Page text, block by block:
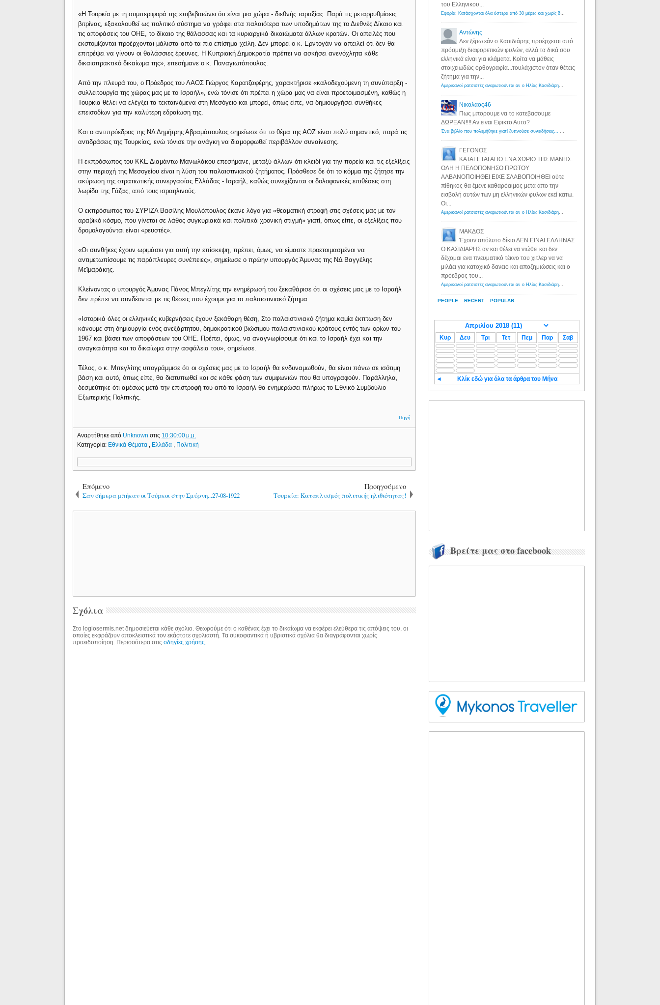
«Η Τουρκία με τη συμπεριφορά της επιβεβαιώνει ότι είναι μια χώρα - διεθνής ταραξίας. Παρά τις μεταρρυθμίσεις
βιτρίνας, εξακολουθεί ως πολιτικό σύστημα να γράφει στα παλαιότερα των υποδημάτων της το Διεθνές Δίκαιο και
τις αποφάσεις του ΟΗΕ, το δίκαιο της θάλασσας και τα κυριαρχικά δικαιώματα άλλων κρατών. Οι απειλές που
εκστομίζονται προέρχονται μάλιστα από τα πιο επίσημα χείλη. Δεν μπορεί ο κ. Ερντογάν να απειλεί ότι δεν θα
επιτρέψει να γίνουν οι θαλάσσιες έρευνες. Η Κυπριακή Δημοκρατία πρέπει να ασκήσει ανενόχλητα κάθε
δικαιοπρακτικό δικαίωμα της», επεσήμανε ο κ. Παναγιωτόπουλος.
Από την πλευρά του, ο Πρόεδρος του ΛΑΟΣ Γιώργος Καρατζαφέρης, χαρακτήρισε «καλοδεχούμενη τη συνύπαρξη -
συλλειτουργία της χώρας μας με το Ισραήλ», ενώ τόνισε ότι πρέπει η χώρα μας να είναι προετοιμασμένη, καθώς η
Τουρκία θέλει να ελέγξει τα τεκταινόμενα στη Μεσόγειο και μπορεί, όπως είπε, να δημιουργήσει συνθήκες
επεισοδίων για την καλύτερη εδραίωση της.
Και ο αντιπρόεδρος της ΝΔ Δημήτρης Αβραμόπουλος σημείωσε ότι το θέμα της ΑΟΖ είναι πολύ σημαντικό, παρά τις
αντιδράσεις της Τουρκίας, ενώ τόνισε την ανάγκη να διαμορφωθεί περιβάλλον συναίνεσης.
Η εκπρόσωπος του ΚΚΕ Διαμάντω Μανωλάκου επεσήμανε, μεταξύ άλλων ότι κλειδί για την πορεία και τις εξελίξεις
στην περιοχή της Μεσογείου είναι η λύση του παλαιστινιακού ζητήματος. Πρόσθεσε δε ότι το κόμμα της ζήτησε την
ακύρωση της στρατιωτικής συνεργασίας Ελλάδας - Ισραήλ, καθώς συνεχίζονται οι δολοφονικές επιθέσεις στη
λωρίδα της Γάζας, από τους ισραηλινούς.
Ο εκπρόσωπος του ΣΥΡΙΖΑ Βασίλης Μουλόπουλος έκανε λόγο για «θεαματική στροφή στις σχέσεις μας με τον
αραβικό κόσμο, που γίνεται σε λάθος συγκυριακά και πολιτικά χρονική στιγμή» γιατί, όπως είπε, οι εξελίξεις που
δρομολογούνται είναι «ρευστές».
«Οι συνθήκες έχουν ωριμάσει για αυτή την επίσκεψη, πρέπει, όμως, να είμαστε προετοιμασμένοι να
αντιμετωπίσουμε τις παράπλευρες συνέπειες», σημείωσε ο πρώην υπουργός Άμυνας της ΝΔ Βαγγέλης
Μεϊμαράκης.
Κλείνοντας ο υπουργός Άμυνας Πάνος Μπεγλίτης την ενημέρωσή του ξεκαθάρισε ότι οι σχέσεις μας με το Ισραήλ
δεν πρέπει να συνδέονται με τις θέσεις που έχουμε για το παλαιστινιακό ζήτημα.
«Ιστορικά όλες οι ελληνικές κυβερνήσεις έχουν ξεκάθαρη θέση, Στο παλαιστινιακό ζήτημα καμία έκπτωση δεν
κάνουμε στη δημιουργία ενός ανεξάρτητου, δημοκρατικού βιώσιμου παλαιστινιακού κράτους εντός των ορίων του
1967 και βάσει των αποφάσεων του ΟΗΕ. Πρέπει, όμως, να αναγνωρίσουμε ότι και το Ισραήλ έχει και την
αναγκαιότητα και το δικαίωμα στην ασφάλεια του», σημείωσε.
Τέλος, ο κ. Μπεγλίτης υπογράμμισε ότι οι σχέσεις μας με το Ισραήλ θα ενδυναμωθούν, θα είναι πάνω σε ισότιμη
βάση και αυτό, όπως είπε, θα διατυπωθεί και σε κάθε φάση των συμφωνιών που θα υπογραφούν. Παράλληλα,
δεσμεύτηκε ότι αμέσως μετά την επιστροφή του από το Ισραήλ θα ενημερώσει πλήρως το Εθνικό Συμβούλιο
Εξωτερικής Πολιτικής.
Πηγή
Αναρτήθηκε από Unknownστις 10:30:00 μ.μ.
Κατηγορία: Εθνικά Θέματα Ελλάδα Πολιτική
Επόμενο
Σαν σήμερα μπήκαν οι Τούρκοι στην Σμύρνη...27-08-1922
Προηγούμενο
Τουρκία: Κατακλυσμός πολιτικής ηλιθιότητας!
Σχόλια
Στο logiosermis.net δημοσιεύεται κάθε σχόλιο. Θεωρούμε ότι ο καθένας έχει το δικαίωμα να εκφέρει ελεύθερα τις απόψεις του, οι
οποίες εκφράζουν αποκλειστικά τον εκάστοτε σχολιαστή. Τα συκοφαντικά ή υβριστικά σχόλια θα διαγράφονται χωρίς
προειδοποίηση. Περισσότερα στιςοδηγίες χρήσης
PEOPLE RECENT POPULAR
του Ελληνικου...
Εφορία: Κατάσχονται όλα ύστερα από 30 μέρες και χωρίς δικαστικές αποφάσεις - Λόγιος Ερμής
Αντώνης
Δεν ξέρω εάν ο Κασιδιάρης προέρχεται από
πρόσμιξη διαφορετικών φυλών, αλλά τα δικά σου
ελληνικά είναι για κλάματα. Κοίτα να μάθεις
στοιχειωδώς ορθογραφία...τουλάχιστον όταν θέτεις
ζήτημα για την...
Αμερικανοί ρατσιστές αναρωτιούνται αν ο Ηλίας Κασιδιάρης ανήκει στη λευκή φυλή... - Λόγιος Ερμής
Νικολαος46
Πως μπορουμε να το κατεβασουμε
ΔΩΡΕΑΝ!!!! Αν ειναι Εφικτο Αυτο?
Ένα βιβλίο που πολεμήθηκε γιατί ξυπνούσε συνειδήσεις... - Λόγιος Ερμής | Η γνώση ξεκινάει με την αναζήτηση...
ΓΕΓΟΝΟΣ
ΚΑΤΑΓΕΤΑΙ ΑΠΟ ΕΝΑ ΧΩΡΙΟ ΤΗΣ ΜΑΝΗΣ.
ΟΛΗ Η ΠΕΛΟΠΟΝΗΣΟ ΠΡΩΤΟΥ
ΑΛΒΑΝΟΠΟΙΗΘΕΙ ΕΙΧΕ ΣΛΑΒΟΠΟΙΗΘΕΙ ούτε
πίθηκος θα έμενε καθαρόαιμος μετα απο την
εισβολή αυτών των μη ελληνικών φυλων εκεί κατω.
Οι...
Αμερικανοί ρατσιστές αναρωτιούνται αν ο Ηλίας Κασιδιάρης ανήκει στη λευκή φυλή... - Λόγιος Ερμής
ΜΑΚΔΟΣ
Έχουν απόλυτο δίκιο ΔΕΝ ΕΙΝΑΙ ΕΛΛΗΝΑΣ
Ο ΚΑΣΙΔΙΑΡΗΣ αν και θέλει να νιώθει και δεν
δέχομαι ενα πνευματικό τέκνο του χιτλερ να να
μιλάει για κατοχικό δανειο και αποζημιώσεις και ο
πρόεδρος του...
Αμερικανοί ρατσιστές αναρωτιούνται αν ο Ηλίας Κασιδιάρης ανήκει στη λευκή φυλή... - Λόγιος Ερμής
Κυρ Δευ Τρι Τετ Πεμ Παρ Σαβ
◄ Κλίκ εδώ για όλα τα άρθρα του Μήνα
Βρείτε μας στο facebook